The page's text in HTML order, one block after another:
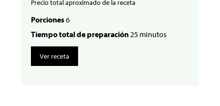
Precio total aproximado de la receta
Porciones6
Tiempo total de preparación25 minutos
Ver receta